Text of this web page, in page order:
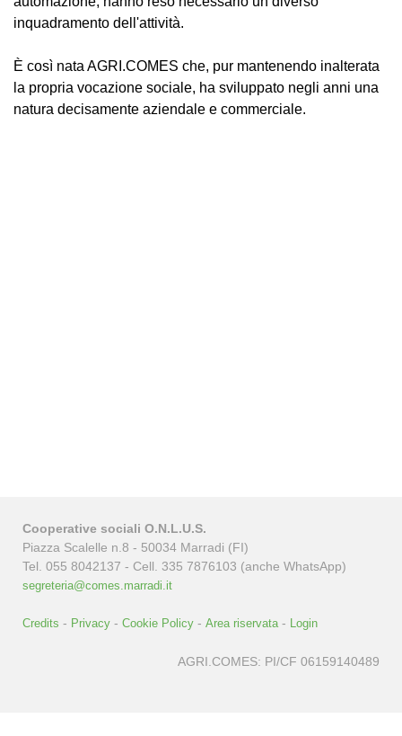
inquadramento dell'attività.
È così nata AGRI.COMES che, pur mantenendo inalterata
la propria vocazione sociale, ha sviluppato negli anni una
natura decisamente aziendale e commerciale.
Cooperative sociali O.N.L.U.S.
Piazza Scalelle n.8 - 50034 Marradi (FI)
Tel. 055 8042137 - Cell. 335 7876103 (anche WhatsApp)
segreteria@comes.marradi.it
Credits - Privacy - Cookie Policy - Area riservata- Login
AGRI.COMES: PI/CF 06159140489